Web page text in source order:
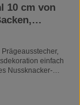
10 cm von
Nussknacker-